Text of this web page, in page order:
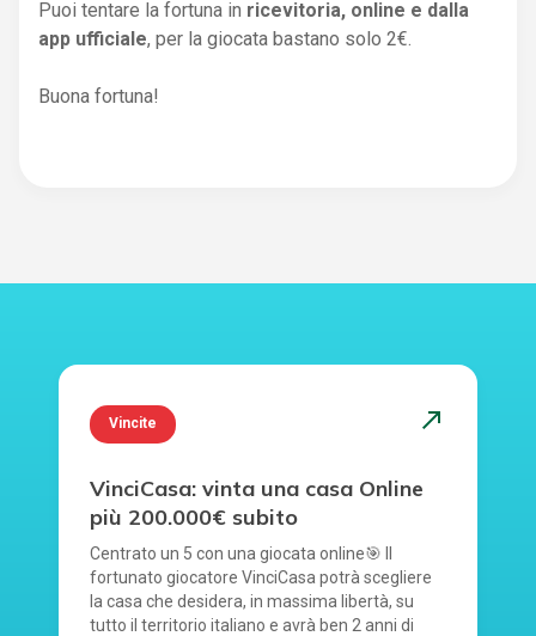
Puoi tentare la fortuna in ricevitoria, online e dalla
app ufficiale, per la giocata bastano solo 2€.
Buona fortuna!
Vincite north_east
VinciCasa: vinta una casa Online
più 200.000€ subito
Centrato un 5 con una giocata online🎯 Il
fortunato giocatore VinciCasa potrà scegliere
la casa che desidera, in massima libertà, su
tutto il territorio italiano e avrà ben 2 anni di